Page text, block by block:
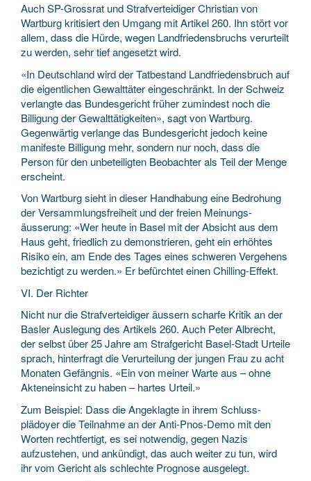
Auch SP-Grossrat und Straf­verteidiger Christian von
Wartburg kritisiert den Umgang mit Artikel 260. Ihn stört vor
allem, dass die Hürde, wegen Landfriedens­bruchs verurteilt
zu werden, sehr tief angesetzt wird.
«In Deutschland wird der Tatbestand Land­friedens­bruch auf
die eigentlichen Gewalt­täter eingeschränkt. In der Schweiz
verlangte das Bundes­gericht früher zumindest noch die
Billigung der Gewalt­tätigkeiten», sagt von Wartburg.
Gegenwärtig verlange das Bundes­gericht jedoch keine
manifeste Billigung mehr, sondern nur noch, dass die
Person für den unbeteiligten Beobachter als Teil der Menge
erscheint.
Von Wartburg sieht in dieser Hand­habung eine Bedrohung
der Versammlungs­freiheit und der freien Meinungs­
äusserung: «Wer heute in Basel mit der Absicht aus dem
Haus geht, friedlich zu demonstrieren, geht ein erhöhtes
Risiko ein, am Ende des Tages eines schweren Vergehens
bezichtigt zu werden.» Er befürchtet einen Chilling-Effekt.
VI. Der Richter
Nicht nur die Straf­verteidiger äussern scharfe Kritik an der
Basler Auslegung des Artikels 260. Auch Peter Albrecht,
der selbst über 25 Jahre am Strafgericht Basel-Stadt Urteile
sprach, hinterfragt die Verurteilung der jungen Frau zu acht
Monaten Gefängnis. «Ein von meiner Warte aus – ohne
Akten­einsicht zu haben – hartes Urteil.»
Zum Beispiel: Dass die Angeklagte in ihrem Schluss­
plädoyer die Teilnahme an der Anti-Pnos-Demo mit den
Worten rechtfertigt, es sei notwendig, gegen Nazis
aufzustehen, und ankündigt, das auch weiter zu tun, wird
ihr vom Gericht als schlechte Prognose ausgelegt.